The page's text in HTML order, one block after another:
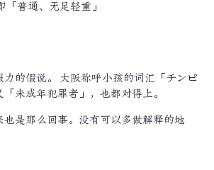
「普通、无足轻重」
力的假说。 大阪称呼小孩的词汇「チンピ
未成年犯罪者」，也都对得上。
也是那么回事。没有可以多做解释的地